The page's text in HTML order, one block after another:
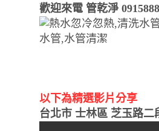
歡迎來電 管乾淨
以下為精選影片分享
台北市 士林區 芝玉路二